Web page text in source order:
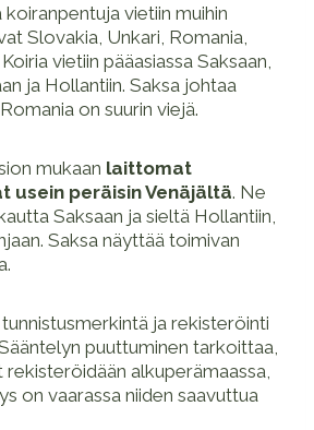
koiranpentuja vietiin muihin
Slovakia, Unkari, Romania,
vietiin pääasiassa Saksaan,
ja Hollantiin. Saksa johtaa
on suurin viejä.
mukaan laittomat
usein peräisin Venäjältä. Ne
Saksaan ja sieltä Hollantiin,
Saksa näyttää toimivan
ja rekisteröinti
puuttuminen tarkoittaa,
alkuperämaassa,
on vaarassa niiden saavuttua